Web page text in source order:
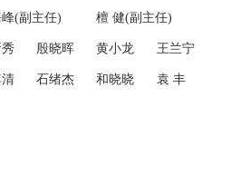
(副主任) 檀 健(副主任)
殷晓晖 黄小龙 王兰宁
石绪杰 和晓晓 袁 丰